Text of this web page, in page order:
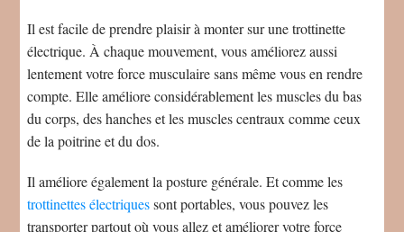
Il est facile de prendre plaisir à monter sur une trottinette
électrique. À chaque mouvement, vous améliorez aussi
lentement votre force musculaire sans même vous en rendre
compte. Elle améliore considérablement les muscles du bas
du corps, des hanches et les muscles centraux comme ceux
de la poitrine et du dos.
Il améliore également la posture générale. Et comme les
trottinettes électriquessont portables, vous pouvez les
transporter partout où vous allez et améliorer votre force